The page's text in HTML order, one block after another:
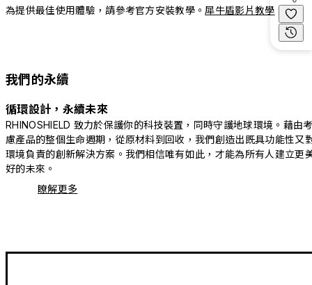
為提供最佳使用體驗，請參考官方安裝教學。 犀牛盾影片教學
我們的永續
循環設計，永續未來
RHINOSHIELD 致力於保護你的科技裝置，同時守護地球環境。藉由
慮產品的整個生命週期，從原材料到回收，我們創造出既具功能性又
環境負責的創新解決方案。我們相信唯有如此，才能為所有人建立更
好的未來。
瞭解更多